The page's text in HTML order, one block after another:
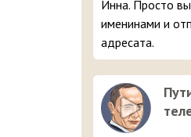
Инна. Просто
именинами и
адресата.